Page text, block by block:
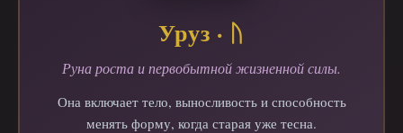
Уруз · ᚢ
Руна роста и первобытной жизненной силы.
Она включает тело, выносливость и способность
менять форму, когда старая уже тесна.